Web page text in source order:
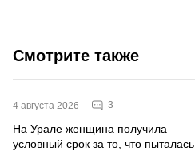
Смотрите также
4 августа 2026 3
На Урале женщина получила
условный срок за то, что пыталась